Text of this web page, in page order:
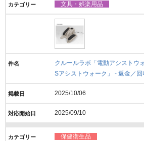
文具・娯楽用品
クルールラボ「電動アシストウ
Sアシストウォーク」 - 返金／回
2025/10/06
2025/09/10
保健衛生品